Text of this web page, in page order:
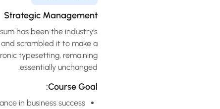
Strategic Management
has been the industry’s
scrambled it to make a
typesetting, remaining
essentially unchanged.
Course Goal:
in business success.